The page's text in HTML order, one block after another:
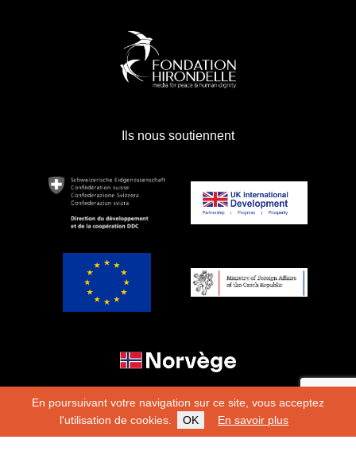
En poursuivant votre navigation sur ce site, vous acceptez
l'utilisation de cookies.
OK En savoir plus
Ils nous soutiennent